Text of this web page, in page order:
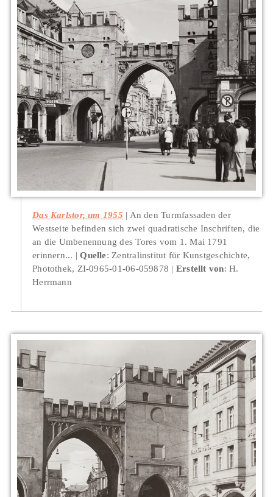
Das Karlstor, um 1955
An den Turmfassaden der
Westseite befinden sich zwei quadratische Inschriften, die
an die Umbenennung des Tores vom 1. Mai 1791
erinnern...
Quelle: Zentralinstitut für Kunstgeschichte,
Photothek, ZI-0965-01-06-059878
Erstellt von: H.
Herrmann